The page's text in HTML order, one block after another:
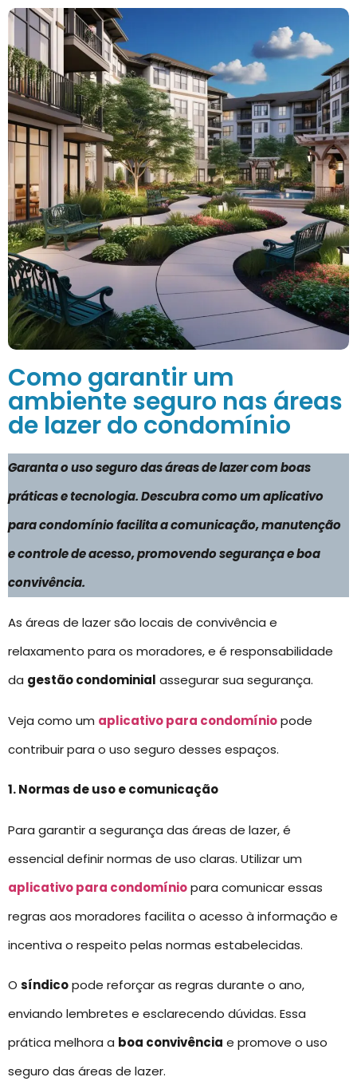
Como garantir um
ambiente seguro nas áreas
de lazer do condomínio
Garanta o uso seguro das áreas de lazer com boas
práticas e tecnologia. Descubra como um aplicativo
para condomínio facilita a comunicação, manutenção
e controle de acesso, promovendo segurança e boa
convivência.
As áreas de lazer são locais de convivência e
relaxamento para os moradores, e é responsabilidade
da gestão condominial assegurar sua segurança.
Veja como um aplicativo para condomíniopode
contribuir para o uso seguro desses espaços.
1. Normas de uso e comunicação
Para garantir a segurança das áreas de lazer, é
essencial definir normas de uso claras. Utilizar um
aplicativo para condomíniopara comunicar essas
regras aos moradores facilita o acesso à informação e
incentiva o respeito pelas normas estabelecidas.
O síndicopode reforçar as regras durante o ano,
enviando lembretes e esclarecendo dúvidas. Essa
prática melhora a boa convivência e promove o uso
seguro das áreas de lazer.